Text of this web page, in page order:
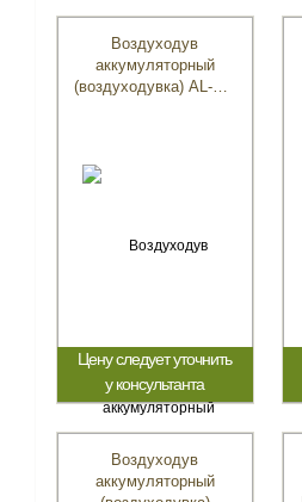
Воздуходув
аккумуляторный
(воздуходувка) AL-KO
Цену следует уточнить
у консультанта
Воздуходув
аккумуляторный